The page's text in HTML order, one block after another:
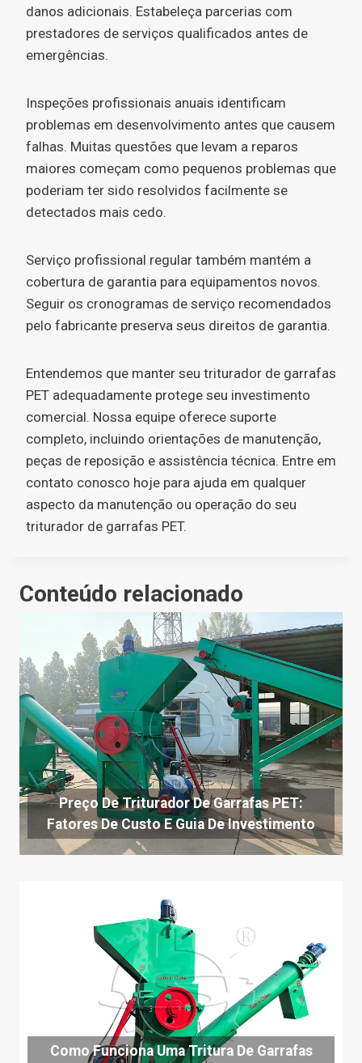
danos adicionais. Estabeleça parcerias com
prestadores de serviços qualificados antes de
emergências.
Inspeções profissionais anuais identificam
problemas em desenvolvimento antes que causem
falhas. Muitas questões que levam a reparos
maiores começam como pequenos problemas que
poderiam ter sido resolvidos facilmente se
detectados mais cedo.
Serviço profissional regular também mantém a
cobertura de garantia para equipamentos novos.
Seguir os cronogramas de serviço recomendados
pelo fabricante preserva seus direitos de garantia.
Entendemos que manter seu triturador de garrafas
PET adequadamente protege seu investimento
comercial. Nossa equipe oferece suporte
completo, incluindo orientações de manutenção,
peças de reposição e assistência técnica. Entre em
contato conosco hoje para ajuda em qualquer
aspecto da manutenção ou operação do seu
triturador de garrafas PET.
Conteúdo relacionado
Preço De Triturador De Garrafas PET:
Fatores De Custo E Guia De Investimento
Como Funciona Uma Tritura De Garrafas